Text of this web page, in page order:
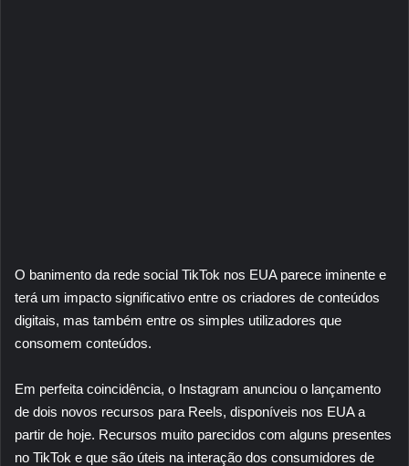
O banimento da rede social TikTok nos EUA parece iminente e
terá um impacto significativo entre os criadores de conteúdos
digitais, mas também entre os simples utilizadores que
consomem conteúdos.
Em perfeita coincidência, o Instagram anunciou o lançamento
de dois novos recursos para Reels, disponíveis nos EUA a
partir de hoje. Recursos muito parecidos com alguns presentes
no TikTok e que são úteis na interação dos consumidores de